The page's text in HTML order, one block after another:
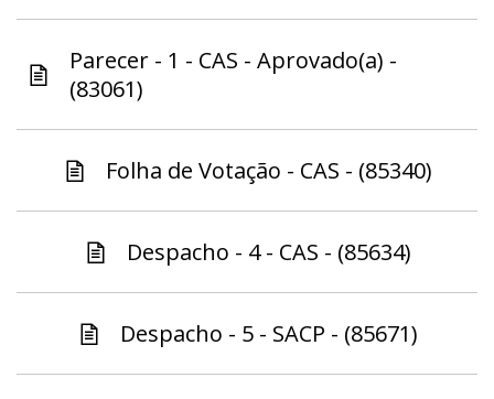
Parecer - 1 - CAS - Aprovado(a) -
(83061)
Folha de Votação - CAS - (85340)
Despacho - 4 - CAS - (85634)
Despacho - 5 - SACP - (85671)